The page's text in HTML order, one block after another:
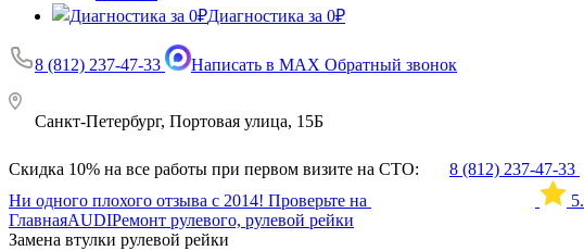
Диагностика за 0₽
8 (812) 237-47-33 Написать в MAX Обратный звонок
Санкт-Петербург, Портовая улица, 15Б
Скидка 10% на все работы при первом визите на СТО: 8 (812) 237-47-33
Ни одного плохого отзыва с 2014! Проверьте на
ГлавнаяAUDIРемонт рулевого, рулевой рейки
Замена втулки рулевой рейки